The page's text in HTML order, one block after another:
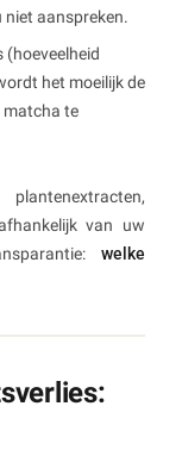
aanspreken.
(hoeveelheid
het moeilijk de
matcha te
van uw
welke